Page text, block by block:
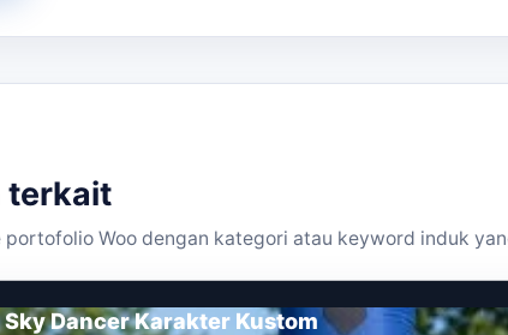
terkait
Woo dengan kategori atau keyword induk
Dancer Karakter Kustom